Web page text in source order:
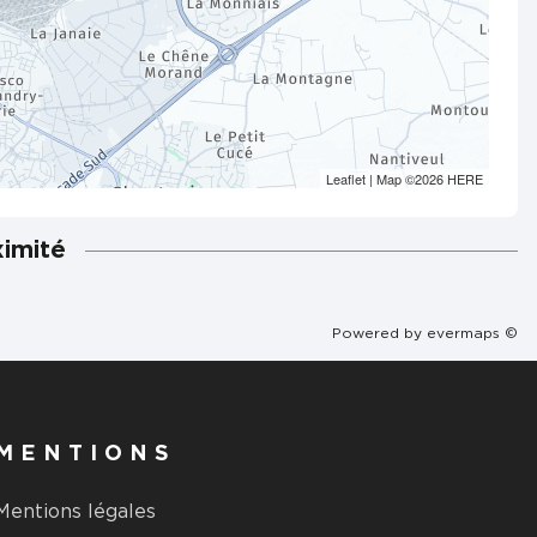
Leaflet| Map ©2026 HERE
Powered by evermaps ©
légales